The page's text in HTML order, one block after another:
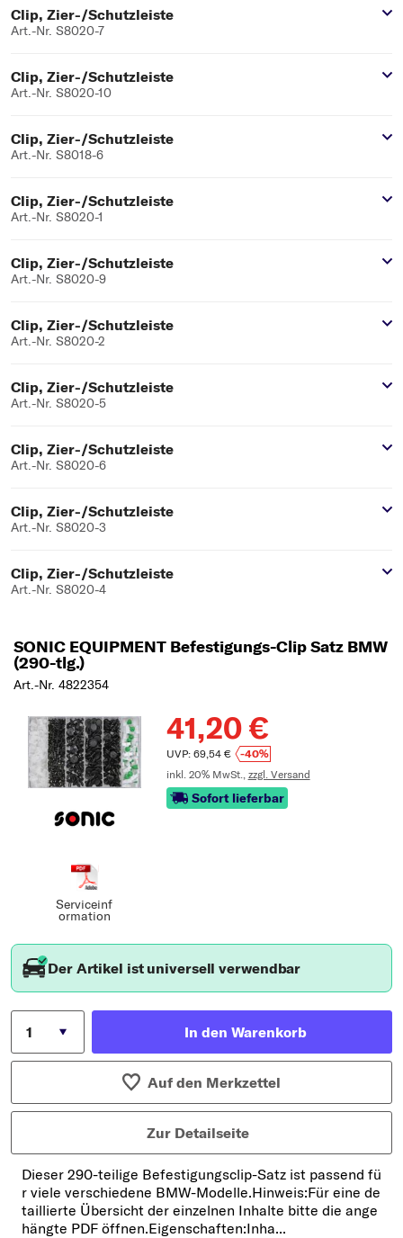
Clip, Zier-/Schutzleiste
Art.-Nr. S8020-7
Clip, Zier-/Schutzleiste
Art.-Nr. S8020-10
Clip, Zier-/Schutzleiste
Art.-Nr. S8018-6
Clip, Zier-/Schutzleiste
Art.-Nr. S8020-1
Clip, Zier-/Schutzleiste
Art.-Nr. S8020-9
Clip, Zier-/Schutzleiste
Art.-Nr. S8020-2
Clip, Zier-/Schutzleiste
Art.-Nr. S8020-5
Clip, Zier-/Schutzleiste
Art.-Nr. S8020-6
Clip, Zier-/Schutzleiste
Art.-Nr. S8020-3
Clip, Zier-/Schutzleiste
Art.-Nr. S8020-4
SONIC EQUIPMENT Befestigungs-Clip Satz BMW
(290-tlg.)
Art.-Nr. 4822354
Serviceinf
ormation
41,20 €
UVP: 69,54 €
-40%
inkl. 20% MwSt., zzgl. Versand
Sofort lieferbar
Der Artikel ist universell verwendbar
In den Warenkorb
Auf den Merkzettel
Zur Detailseite
Dieser 290-teilige Befestigungsclip-Satz ist passend fü
r viele verschiedene BMW-Modelle.Hinweis:Für eine de
taillierte Übersicht der einzelnen Inhalte bitte die ange
hängte PDF öffnen.Eigenschaften:Inha...